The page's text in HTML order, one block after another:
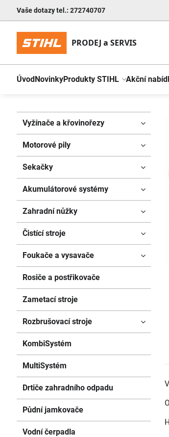
Vaše dotazy tel.: 272740707
ÚvodNovinkyProdukty STIHL Akční
Vyžínače a křovinořezy
Motorové pily
Sekačky
Akumulátorové systémy
Zahradní nůžky
Čistící stroje
Foukače a vysavače
Rosiče a postřikovače
Zametací stroje
Rozbrušovací stroje
KombiSystém
MultiSystém
Drtiče zahradního odpadu
Půdní jamkovače
Vodní čerpadla